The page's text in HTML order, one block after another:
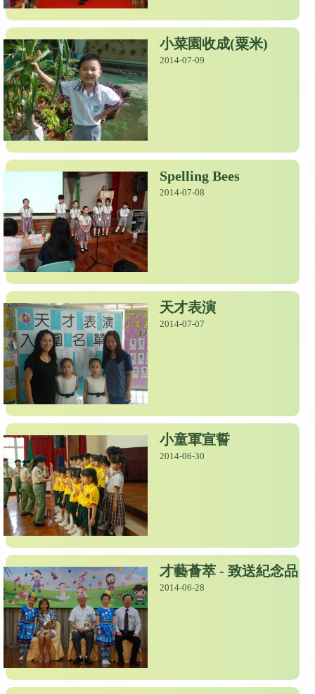
小菜園收成(粟米)
2014-07-09
Spelling Bees
2014-07-08
天才表演
2014-07-07
小童軍宣誓
2014-06-30
才藝薈萃 - 致送紀念品
2014-06-28